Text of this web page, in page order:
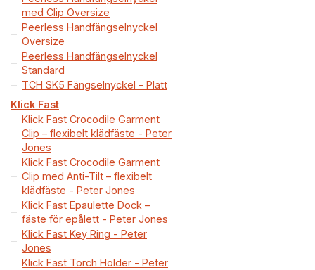
med Clip Oversize
Peerless Handfängselnyckel
Oversize
Peerless Handfängselnyckel
Standard
TCH SK5 Fängselnyckel - Platt
Klick Fast
Klick Fast Crocodile Garment
Clip – flexibelt klädfäste - Peter
Jones
Klick Fast Crocodile Garment
Clip med Anti-Tilt – flexibelt
klädfäste - Peter Jones
Klick Fast Epaulette Dock –
fäste för epålett - Peter Jones
Klick Fast Key Ring - Peter
Jones
Klick Fast Torch Holder - Peter